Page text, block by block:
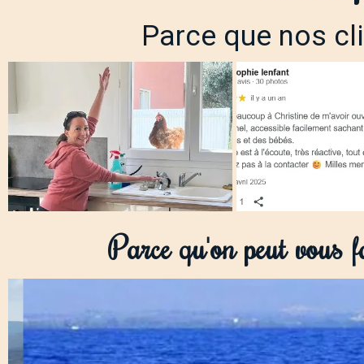
Parce que nos
Parce qu'on peut vous